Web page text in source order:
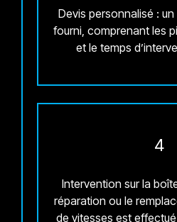
Devis personnalisé :
fourni, comprenant les
et le temps
4
Intervention sur la
réparation ou le
de vitesses est